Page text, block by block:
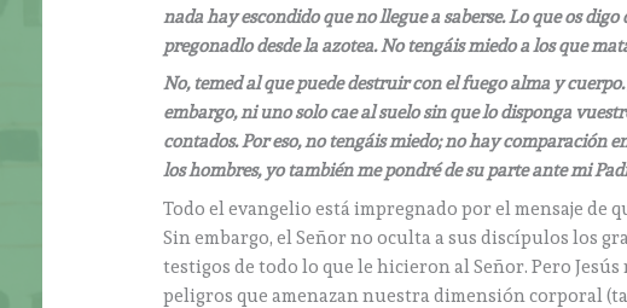
nada hay escondido que no llegue a saberse. Lo que os
pregonadlo desde la azotea. No tengáis miedo a los que
No, temed al que puede destruir con el fuego alma y
embargo, ni uno solo cae al suelo sin que lo disponga
contados. Por eso, no tengáis miedo; no hay comparación
los hombres, yo también me pondré de su parte ante mi
Todo el evangelio está impregnado por el mensaje de
Sin embargo, el Señor no oculta a sus discípulos los
testigos de todo lo que le hicieron al Señor. Pero
peligros que amenazan nuestra dimensión corporal